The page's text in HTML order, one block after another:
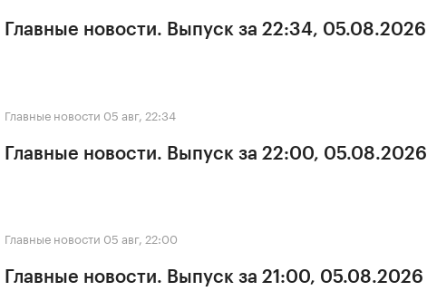
Главные новости. Выпуск за 22:34, 05.08.2026
Главные новости 05 авг, 22:34
Главные новости. Выпуск за 22:00, 05.08.2026
Главные новости 05 авг, 22:00
Главные новости. Выпуск за 21:00, 05.08.2026